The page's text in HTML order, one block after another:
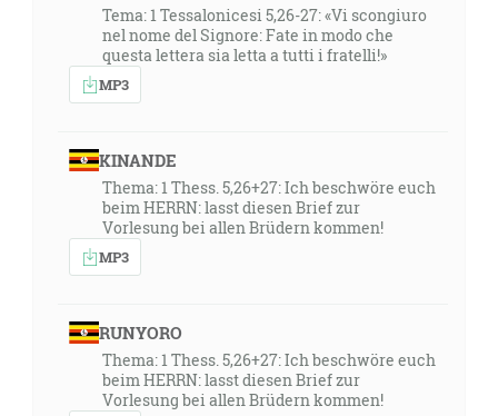
Tema: 1 Tessalonicesi 5,26-27: «Vi scongiuro
nel nome del Signore: Fate in modo che
questa lettera sia letta a tutti i fratelli!»
MP3
KINANDE
Thema: 1 Thess. 5,26+27: Ich beschwöre euch
beim HERRN: lasst diesen Brief zur
Vorlesung bei allen Brüdern kommen!
MP3
RUNYORO
Thema: 1 Thess. 5,26+27: Ich beschwöre euch
beim HERRN: lasst diesen Brief zur
Vorlesung bei allen Brüdern kommen!